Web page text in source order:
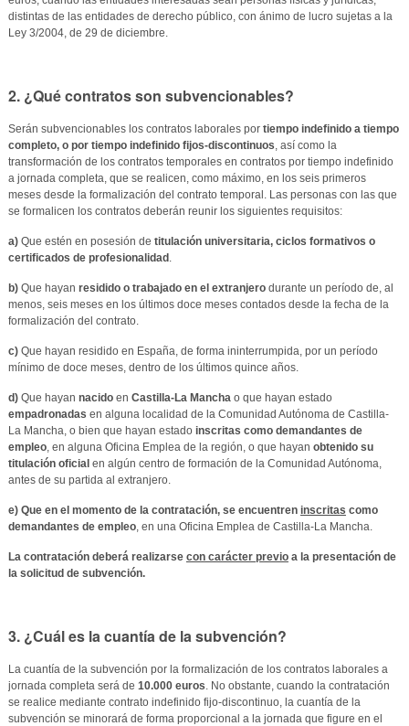
distintas de las entidades de derecho público, con ánimo de lucro sujetas a la
Ley 3/2004, de 29 de diciembre.
2. ¿Qué contratos son subvencionables?
Serán subvencionables los contratos laborales por tiempo indefinido a tiempo
completo, o por tiempo indefinido fijos-discontinuos , así como la
transformación de los contratos temporales en contratos por tiempo indefinido
a jornada completa, que se realicen, como máximo, en los seis primeros
meses desde la formalización del contrato temporal. Las personas con las que
se formalicen los contratos deberán reunir los siguientes requisitos:
a)Que estén en posesión de titulación universitaria, ciclos formativos o
certificados de profesionalidad.
b) Que hayan residido o trabajado en el extranjerodurante un período de, al
menos, seis meses en los últimos doce meses contados desde la fecha de la
formalización del contrato.
c)Que hayan residido en España, de forma ininterrumpida, por un período
mínimo de doce meses, dentro de los últimos quince años.
d)Que hayan nacidoen Castilla-La Mancha o que hayan estado
empadronadas en alguna localidad de la Comunidad Autónoma de Castilla-
La Mancha, o bien que hayan estado inscritas como demandantes de
empleo, en alguna Oficina Emplea de la región, o que hayan obtenido su
titulación oficialen algún centro de formación de la Comunidad Autónoma,
antes de su partida al extranjero.
e) Que en el momento de la contratación, se encuentren inscritas como
demandantes de empleo, en una Oficina Emplea de Castilla-La Mancha.
La contratación deberá realizarse con carácter previoa la presentación de
la solicitud de subvención.
3. ¿Cuál es la cuantía de la subvención?
La cuantía de la subvención por la formalización de los contratos laborales a
jornada completa será de 10.000 euros . No obstante, cuando la contratación
se realice mediante contrato indefinido fijo-discontinuo, la cuantía de la
subvención se minorará de forma proporcional a la jornada que figure en el